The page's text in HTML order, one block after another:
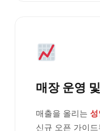
매장 운영
매출을 올리는 성
신규 오픈 가이